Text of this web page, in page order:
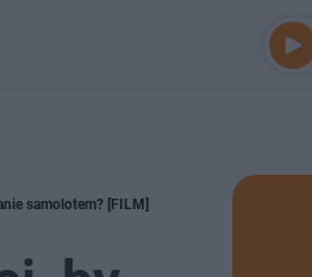
samolotem? [FILM]